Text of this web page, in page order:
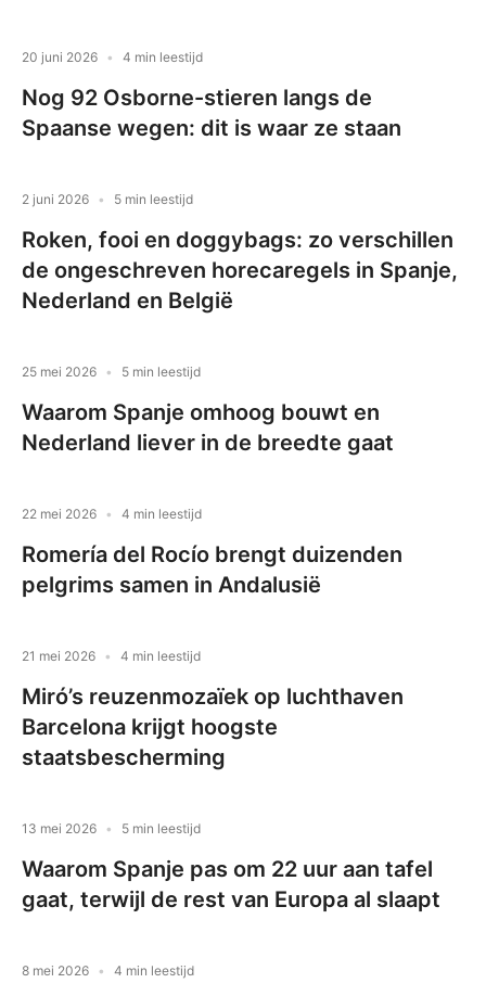
20 juni 2026 4 min leestijd
Nog 92 Osborne-stieren langs de
Spaanse wegen: dit is waar ze staan
2 juni 2026 5 min leestijd
Roken, fooi en doggybags: zo verschillen
de ongeschreven horecaregels in Spanje,
Nederland en België
25 mei 2026 5 min leestijd
Waarom Spanje omhoog bouwt en
Nederland liever in de breedte gaat
22 mei 2026 4 min leestijd
Romería del Rocío brengt duizenden
pelgrims samen in Andalusië
21 mei 2026 4 min leestijd
Miró’s reuzenmozaïek op luchthaven
Barcelona krijgt hoogste
staatsbescherming
13 mei 2026 5 min leestijd
Waarom Spanje pas om 22 uur aan tafel
gaat, terwijl de rest van Europa al slaapt
8 mei 2026 4 min leestijd